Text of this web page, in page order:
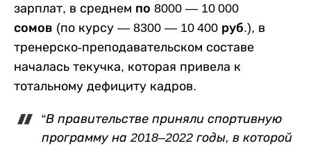
зарплат, в среднем по 8000 — 10 000
сомов (по курсу — 8300 — 10 400 руб.), в
тренерско-преподавательском составе
началась текучка, которая привела к
тотальному дефициту кадров.
“В правительстве приняли спортивную
программу на 2018–2022 годы, в которой